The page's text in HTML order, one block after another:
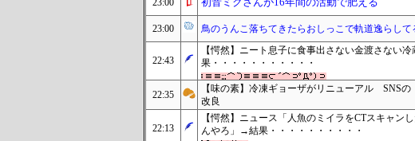
23:00
23:00 鳥のうんこ落ちてきたらおしっこで軌道逸らして
22:43
【愕然】ニート息子に食事出さない金渡さない
果・・・・・・・・・・・
22:35
【味の素】冷凍ギョーザがリニューアル SNS
改良
22:13
【愕然】ニュース「人魚のミイラをCTスキャン
んやろ」→結果・・・・・・・・・・